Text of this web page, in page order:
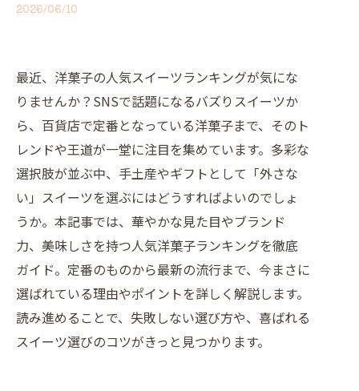
2026/06/10
最近、洋菓子の人気スイーツランキングが気にな
りませんか？SNSで話題になるバズりスイーツか
ら、百貨店で定番となっている洋菓子まで、そのト
レンドや王道が一堂に注目を集めています。多彩な
選択肢が並ぶ中、手土産やギフトとして「外さな
い」スイーツを選ぶにはどうすればよいのでしょ
うか。本記事では、華やかな見た目やブランド
力、美味しさを持つ人気洋菓子ランキングを徹底
ガイド。定番のものから最新の流行まで、今まさに
選ばれている理由やポイントを詳しく解説します。
読み進めることで、失敗しない選び方や、喜ばれる
スイーツ選びのコツがきっと見つかります。